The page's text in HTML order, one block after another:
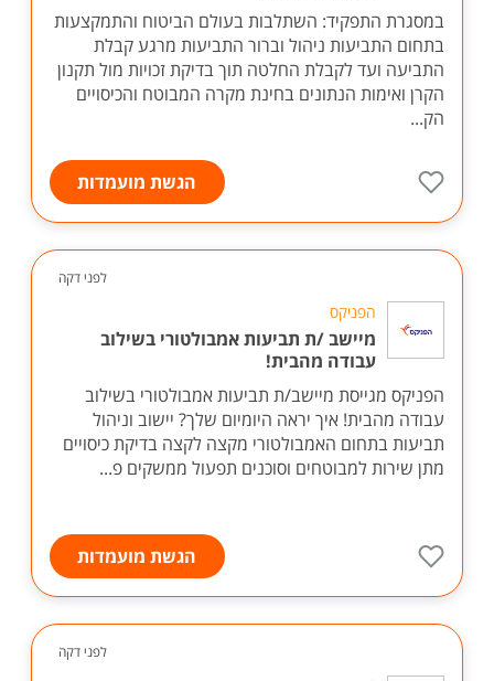
במסגרת התפקיד: השתלבות בעולם הביטוח והתמקצעות
בתחום התביעות ניהול וברור התביעות מרגע קבלת
התביעה ועד לקבלת החלטה תוך בדיקת זכויות מול תקנון
הקרן ואימות הנתונים בחינת מקרה המבוטח והכיסויים
הק...
הגשת מועמדות
לפני דקה
הפניקס
מיישב /ת תביעות אמבולטורי בשילוב
עבודה מהבית!
הפניקס מגייסת מיישב/ת תביעות אמבולטורי בשילוב
עבודה מהבית! איך יראה היומיום שלך? יישוב וניהול
תביעות בתחום האמבולטורי מקצה לקצה בדיקת כיסויים
מתן שירות למבוטחים וסוכנים תפעול ממשקים פ...
הגשת מועמדות
לפני דקה